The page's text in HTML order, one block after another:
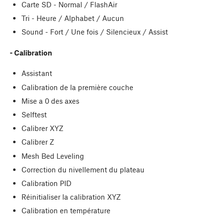
Carte SD - Normal / FlashAir
Tri - Heure / Alphabet / Aucun
Sound - Fort / Une fois / Silencieux / Assist
- Calibration
Assistant
Calibration de la première couche
Mise a 0 des axes
Selftest
Calibrer XYZ
Calibrer Z
Mesh Bed Leveling
Correction du nivellement du plateau
Calibration PID
Réinitialiser la calibration XYZ
Calibration en température